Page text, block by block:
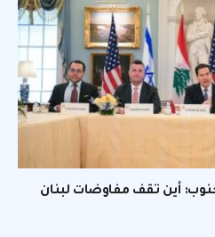
أين تقف مفاوضات لبنان